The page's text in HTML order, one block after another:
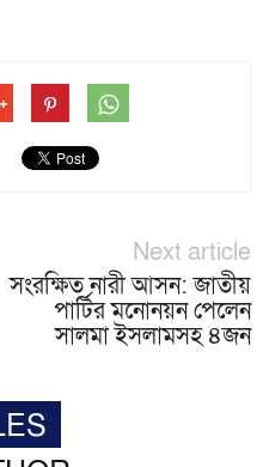
Next article
সংরক্ষিত নারী আসন: জাতীয়
পার্টির মনোনয়ন পেলেন
সালমা ইসলামসহ ৪জন